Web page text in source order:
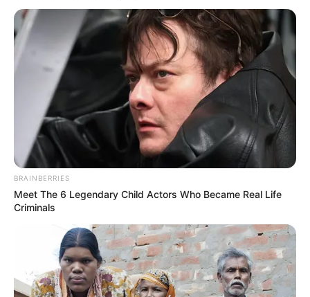
BRAINBERRIES
Meet The 6 Legendary Child Actors Who Became Real Life
Criminals